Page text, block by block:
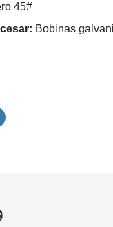
45#
Bobinas